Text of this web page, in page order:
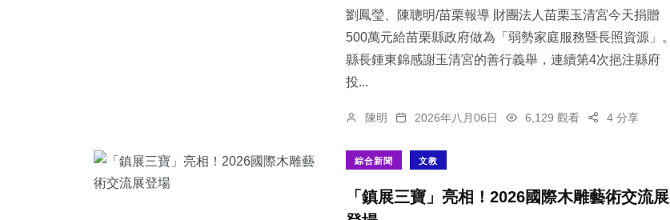
劉鳳瑩、陳聰明/苗栗報導 財團法人苗栗玉清宮今天捐贈
500萬元給苗栗縣政府做為「弱勢家庭服務暨長照資源」。
縣長鍾東錦感謝玉清宮的善行義舉，連續第4次挹注縣府
投...
陳明 2026年八月06日 6,129 觀看 4 分享
綜合新聞 文教
「鎮展三寶」亮相！2026國際木雕藝術交流展